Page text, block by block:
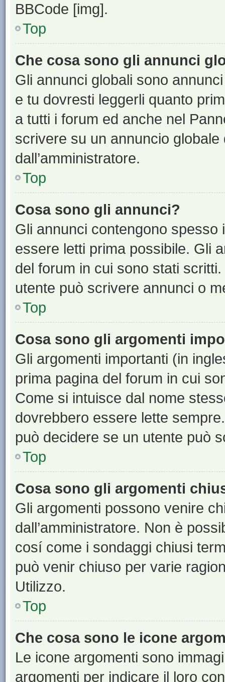
BBCode [img].
Top
Che cosa sono gli annunci
Gli annunci globali sono
e tu dovresti leggerli quanto
a tutti i forum ed anche nel
scrivere su un annuncio
dall’amministratore.
Top
Cosa sono gli annunci?
Gli annunci contengono
essere letti prima possibile. Gli
del forum in cui sono stati
utente può scrivere annunci o
Top
Cosa sono gli argomenti
Gli argomenti importanti (in
prima pagina del forum in cui
Come si intuisce dal nome
dovrebbero essere lette
può decidere se un utente può
Top
Cosa sono gli argomenti
Gli argomenti possono venire
dall’amministratore. Non è
cosí come i sondaggi chiusi
può venir chiuso per varie
Utilizzo.
Top
Che cosa sono le icone
Le icone argomenti sono
argomenti per indicare il loro